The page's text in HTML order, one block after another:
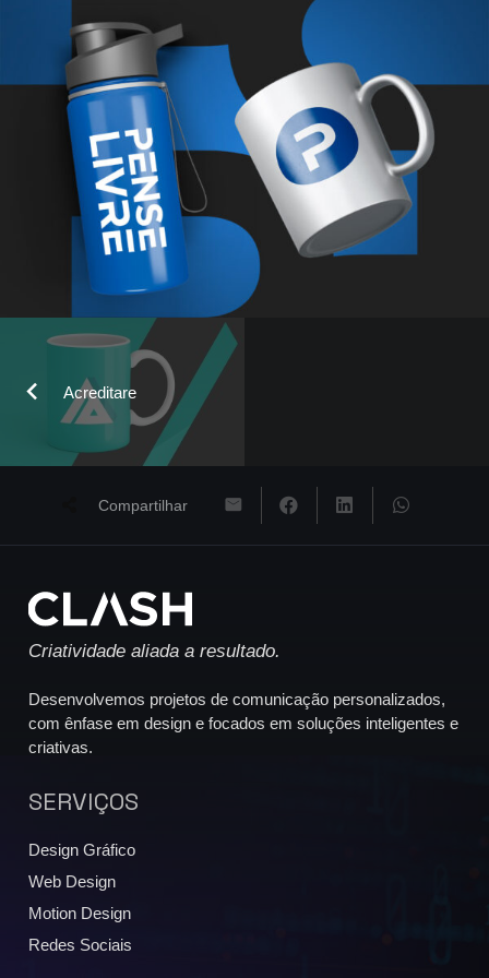
Acreditare
Compartilhar
Criatividade aliada a resultado.
Desenvolvemos projetos de comunicação personalizados,
com ênfase em design e focados em soluções inteligentes e
criativas.
SERVIÇOS
Design Gráfico
Web Design
Motion Design
Redes Sociais